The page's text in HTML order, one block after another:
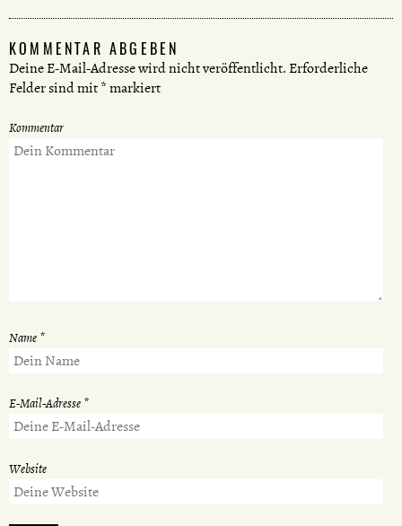
KOMMENTAR ABGEBEN
Deine E-Mail-Adresse wird nicht veröffentlicht. Erforderliche
Felder sind mit*markiert
Kommentar
Name *
E-Mail-Adresse *
Website